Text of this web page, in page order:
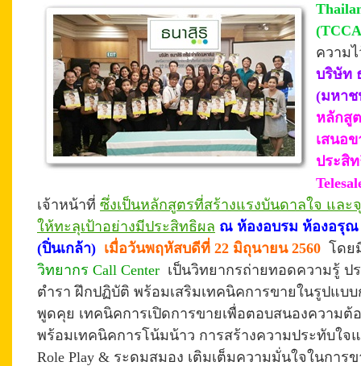
ความ
บริษัท
(มหา
หลักสูต
เสนอ
ประสิ
เจ้าหน้าที่ ซึ่งเป็นหลักสูตรที่สร้างแรงบันดาลใจ และ
ให้ทะลุเป้าอย่างมีประสิทธิผล ณ ห้องอบรม ห้องอรุณ
(ปิ่นเกล้า) เมื่อวันพฤหัสบดีที่ 22 มิถุนายน 2560 โด
วิทยากร Call Center เป็นวิทยากรถ่ายทอดความรู้
ตำราฝึกปฏิบัติ พร้อมเสริมเทคนิคการขายในรูปแบ
พูดคุย เทคนิคการเปิดการขายเพื่อตอบสนองความต้
พร้อมเทคนิคการโน้มน้าว การสร้างความประทับใจแ
Role Play & ระดมสมอง เติมเต็มความมั่นใจในการ